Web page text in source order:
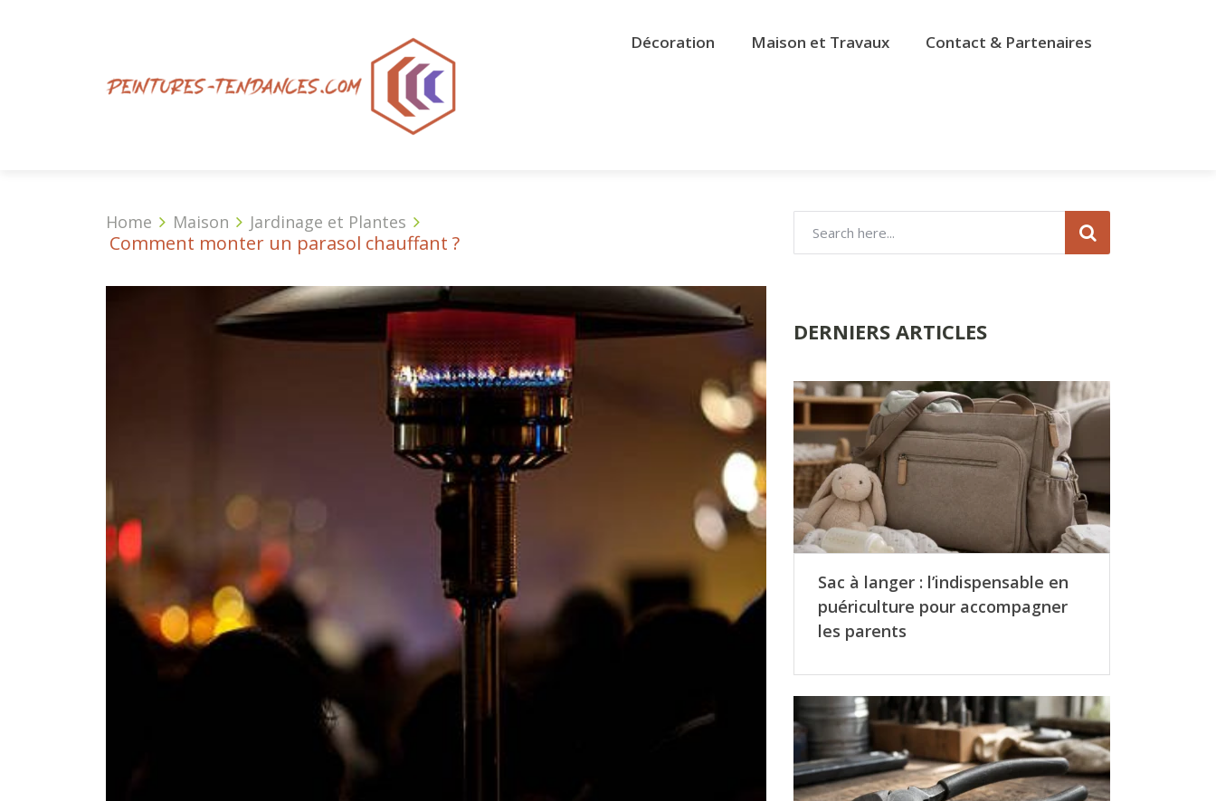
Décoration Maison et Travaux Contact & Partenaires
Home Maison Jardinage et Plantes
Comment monter un parasol chauffant ?
DERNIERS ARTICLES
Sac à langer : l’indispensable en
puériculture pour accompagner
les parents